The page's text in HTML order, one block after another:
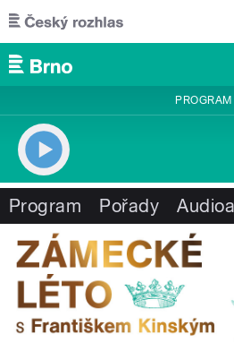
Přejít k hlavnímu obsahu
PROGRAM
Program Pořady